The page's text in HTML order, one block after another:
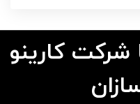
شرکت کارینو